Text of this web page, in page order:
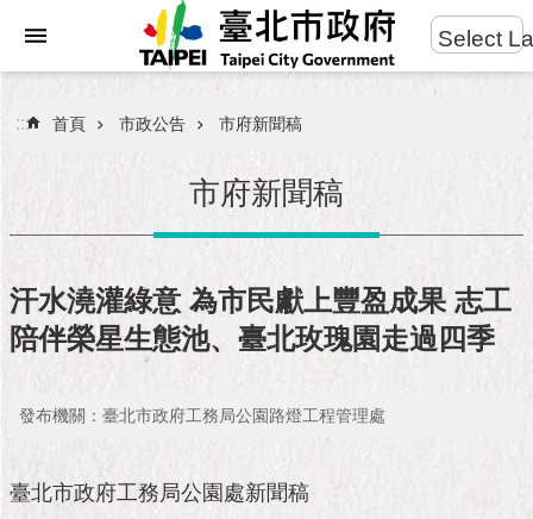
進
搜
民
服
務
府
隊
Select
::: 首頁 市政公告 市府新聞稿
市府新聞稿
汗水澆灌綠意 為市民獻上豐盈成果 志工
陪伴榮星生態池、臺北玫瑰園走過四季
發布機關：臺北市政府工務局公園路燈工程管理處
臺北市政府工務局公園處新聞稿